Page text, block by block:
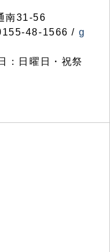
南31-56
48-1566 / g
：日曜日・祝祭